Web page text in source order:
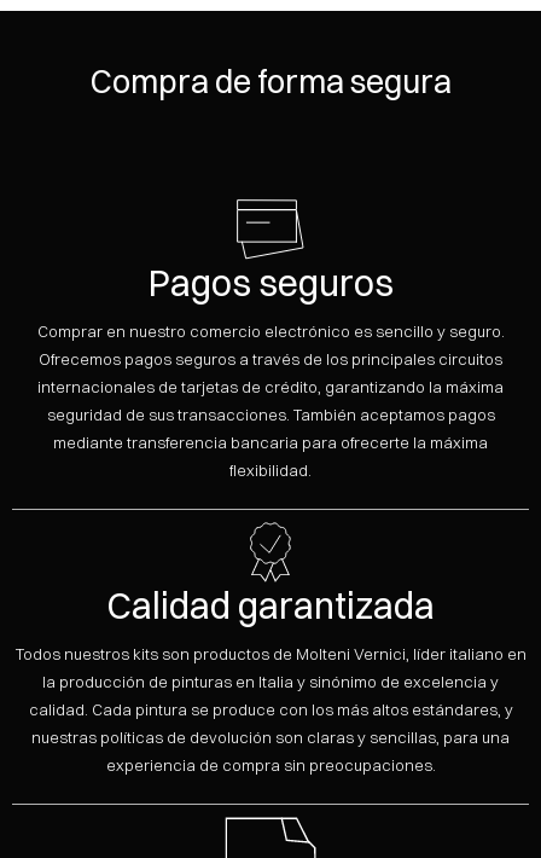
Compra de forma segura
Pagos seguros
Comprar en nuestro comercio electrónico es sencillo y seguro.
Ofrecemos pagos seguros a través de los principales circuitos
internacionales de tarjetas de crédito, garantizando la máxima
seguridad de sus transacciones. También aceptamos pagos
mediante transferencia bancaria para ofrecerte la máxima
flexibilidad.
Calidad garantizada
Todos nuestros kits son productos de Molteni Vernici, líder italiano en
la producción de pinturas en Italia y sinónimo de excelencia y
calidad. Cada pintura se produce con los más altos estándares, y
nuestras políticas de devolución son claras y sencillas, para una
experiencia de compra sin preocupaciones.